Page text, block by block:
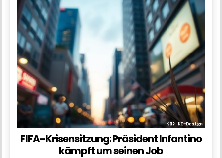
FIFA-Krisensitzung: Präsident Infantino
kämpft um seinen Job